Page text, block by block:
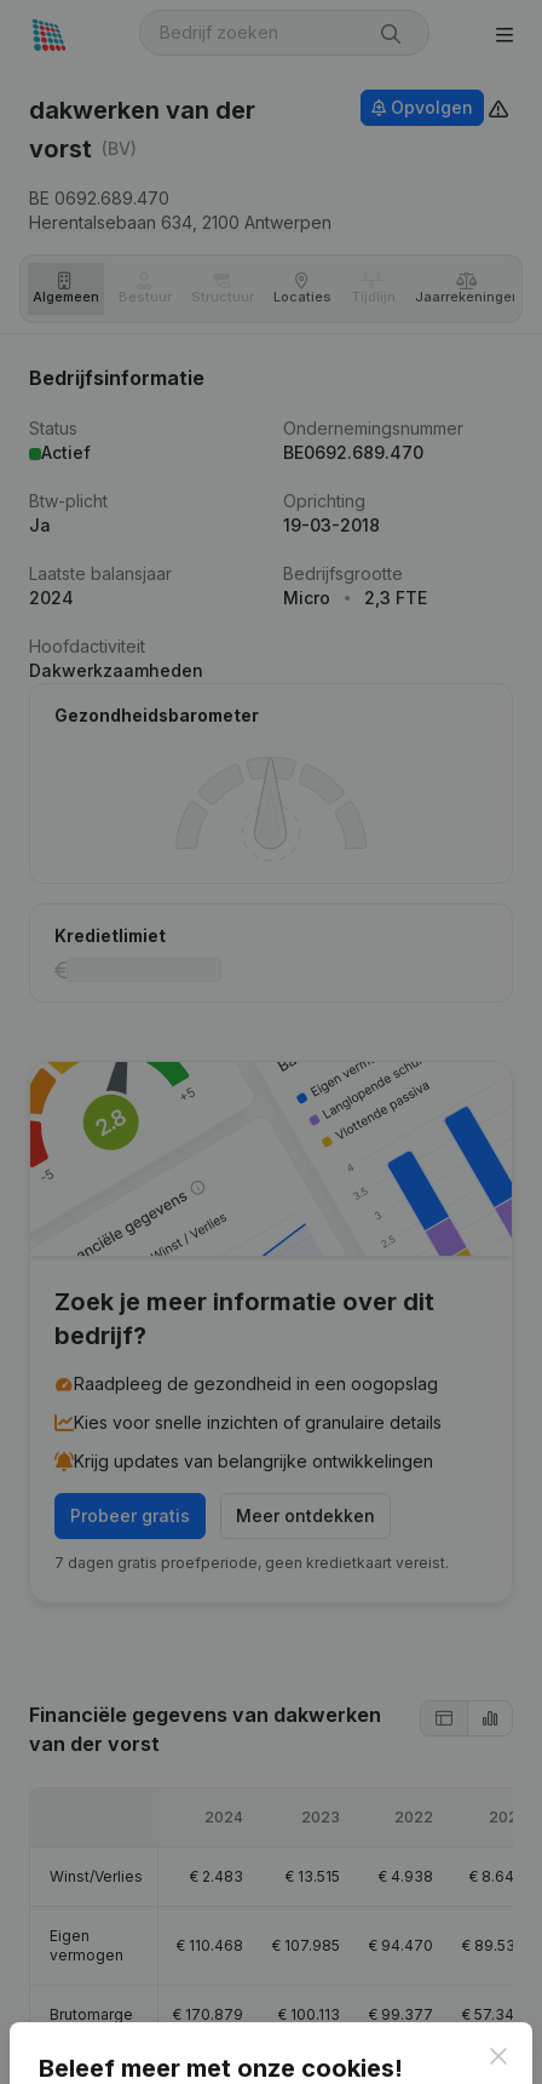
dakwerken van der
vorst (BV)
BE 0692.689.470
Herentalsebaan 634, 2100 Antwerpen
Opvolgen
Algemeen Bestuur Structuur Locaties Tijdlijn Jaar­rekeningen
Bedrijfsinformatie
Status
Actief
Ondernemingsnummer
BE0692.689.470
Btw-plicht
Ja
Oprichting
19-03-2018
Laatste balansjaar
2024
Bedrijfsgrootte
Micro
2,3 FTE
Hoofdactiviteit
Dakwerkzaamheden
Gezondheidsbarometer
Kredietlimiet
Zoek je meer informatie over dit
bedrijf?
Raadpleeg de gezondheid in een oogopslag
Kies voor snelle inzichten of granulaire details
Krijg updates van belangrijke ontwikkelingen
Probeer gratis Meer ontdekken
7 dagen gratis proefperiode, geen kredietkaart vereist.
Financiële gegevens van dakwerken
van der vorst
2024 2023 2022 2021
Winst/Verlies € 2.483 € 13.515 € 4.938 € 8.640
Eigen
vermogen
€ 110.468 € 107.985 € 94.470 € 89.532
Brutomarge € 170.879 € 100.113 € 99.377 € 57.346
Personeel 2,3 1,1
Beleef meer met onze cookies!